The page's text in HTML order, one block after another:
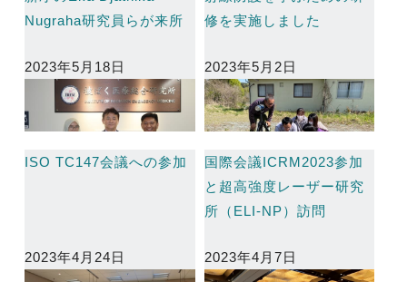
Nugraha研究員らが来所
2023年5月18日
修を実施しました
2023年5月2日
ISO TC147会議への参加
2023年4月24日
国際会議ICRM2023参加
と超高強度レーザー研究
所（ELI-NP）訪問
2023年4月7日